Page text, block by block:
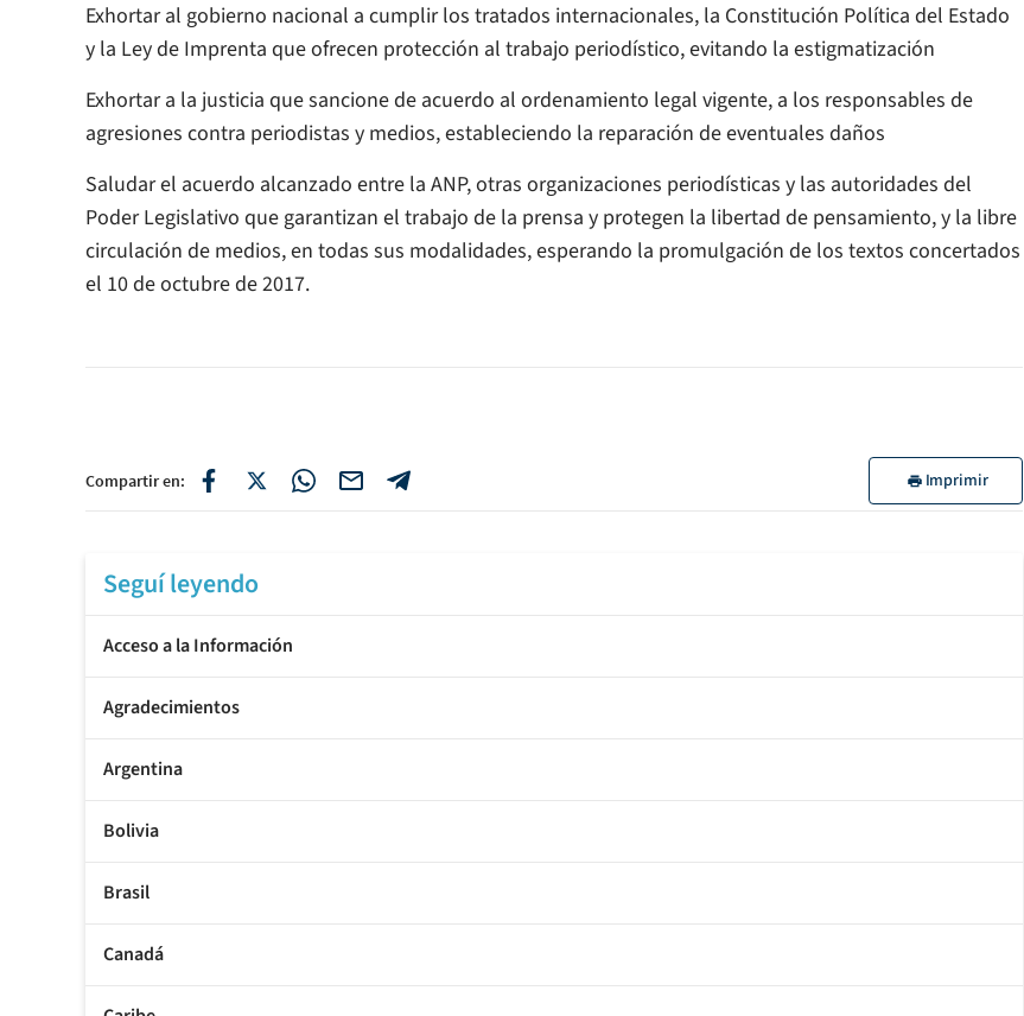
Exhortar al gobierno nacional a cumplir los tratados internacionales, la Constitución Política del Estado
y la Ley de Imprenta que ofrecen protección al trabajo periodístico, evitando la estigmatización
Exhortar a la justicia que sancione de acuerdo al ordenamiento legal vigente, a los responsables de
agresiones contra periodistas y medios, estableciendo la reparación de eventuales daños
Saludar el acuerdo alcanzado entre la ANP, otras organizaciones periodísticas y las autoridades del
Poder Legislativo que garantizan el trabajo de la prensa y protegen la libertad de pensamiento, y la libre
circulación de medios, en todas sus modalidades, esperando la promulgación de los textos concertados
el 10 de octubre de 2017.
Compartir en: Imprimir
Seguí leyendo
Acceso a la Información
Agradecimientos
Argentina
Bolivia
Brasil
Canadá